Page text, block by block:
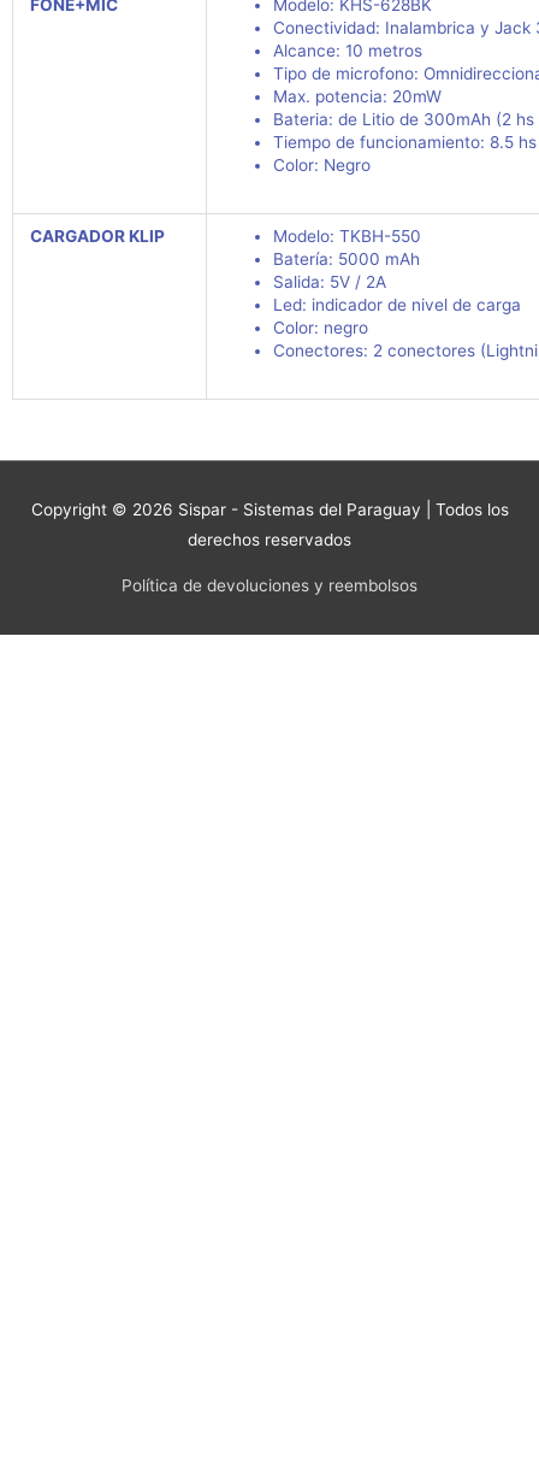
FONE+MIC Modelo: KHS-628BK
Conectividad: Inalambrica y Jack
Alcance: 10 metros
Tipo de microfono:
Max. potencia: 20mW
Bateria: de Litio de 300mAh (2
Tiempo de funcionamiento: 8.5
Color: Negro
CARGADOR KLIP
Modelo: TKBH-550
Batería: 5000 mAh
Salida: 5V / 2A
Led: indicador de nivel de carga
Color: negro
Conectores: 2 conectores
Copyright © 2026 Sispar - Sistemas del Paraguay | Todos los
derechos reservados
Política de devoluciones y reembolsos